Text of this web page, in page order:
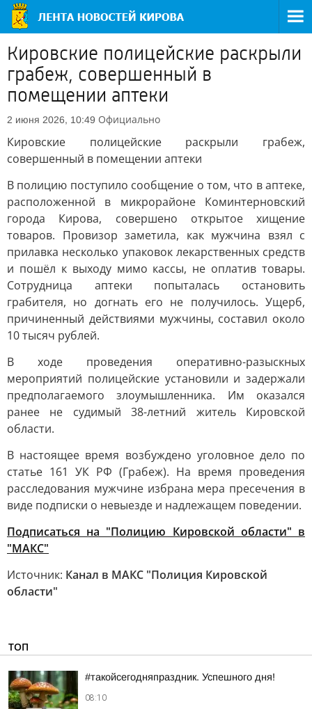
Кировские полицейские раскрыли
грабеж, совершенный в
помещении аптеки
2 июня 2026, 10:49 Официально
Кировские полицейские раскрыли грабеж,
совершенный в помещении аптеки
В полицию поступило сообщение о том, что в аптеке,
расположенной в микрорайоне Коминтерновский
города Кирова, совершено открытое хищение
товаров. Провизор заметила, как мужчина взял с
прилавка несколько упаковок лекарственных средств
и пошёл к выходу мимо кассы, не оплатив товары.
Сотрудница аптеки попыталась остановить
грабителя, но догнать его не получилось. Ущерб,
причиненный действиями мужчины, составил около
10 тысяч рублей.
В ходе проведения оперативно-разыскных
мероприятий полицейские установили и задержали
предполагаемого злоумышленника. Им оказался
ранее не судимый 38-летний житель Кировской
области.
В настоящее время возбуждено уголовное дело по
статье 161 УК РФ (Грабеж). На время проведения
расследования мужчине избрана мера пресечения в
виде подписки о невыезде и надлежащем поведении.
Подписаться на "Полицию Кировской области" в
"МАКС"
Источник: Канал в МАКС "Полиция Кировской
области"
ТОП
#такойсегодняпраздник. Успешного дня!
08:10